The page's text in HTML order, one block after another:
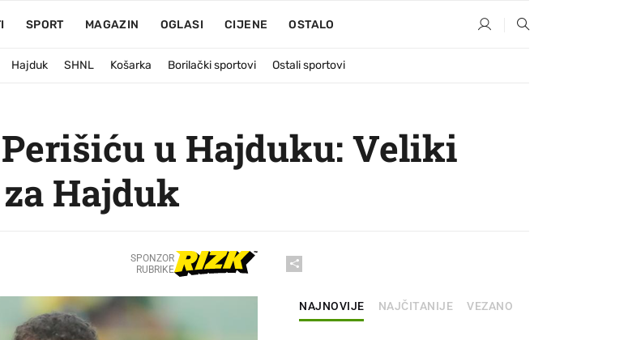
SPORT MAGAZIN OGLASI CIJENE OSTALO
Hajduk SHNL Košarka Borilački sportovi Ostali sportovi
u Hajduku: Veliki
Hajduk
SPONZOR
RUBRIKE
NAJNOVIJE NAJČITANIJE VEZANO